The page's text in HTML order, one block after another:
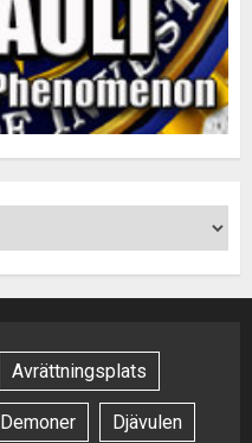
Avrättningsplats
Demoner Djävulen